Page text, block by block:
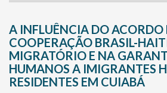
A INFLUÊNCIA DO ACORDO
COOPERAÇÃO BRASIL-
MIGRATÓRIO E NA
HUMANOS A IMIGRANTES
RESIDENTES EM CUIABÁ